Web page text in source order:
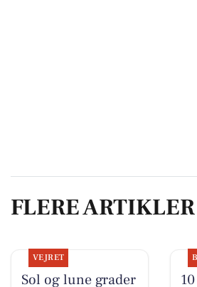
FLERE ARTIKLER
VEJRET
Sol og lune grader